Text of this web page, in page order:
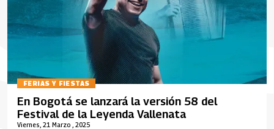
FERIAS Y FIESTAS
Viernes, 21 Marzo , 2025
En Bogotá se lanzará la versión 58 del
Festival de la Leyenda Vallenata